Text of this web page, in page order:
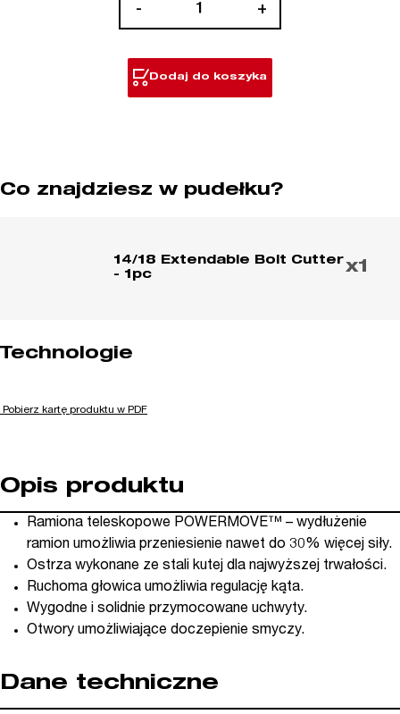
-
przegubowe
teleskopowe
+
Dodaj do koszyka
Co znajdziesz w pudełku?
14/18 Extendable Bolt Cutter
- 1pc
x1
Technologie
Pobierz kartę produktu w PDF
Opis produktu
Ramiona teleskopowe POWERMOVE™ – wydłużenie
ramion umożliwia przeniesienie nawet do 30% więcej siły.
Ostrza wykonane ze stali kutej dla najwyższej trwałości.
Ruchoma głowica umożliwia regulację kąta.
Wygodne i solidnie przymocowane uchwyty.
Otwory umożliwiające doczepienie smyczy.
Dane techniczne